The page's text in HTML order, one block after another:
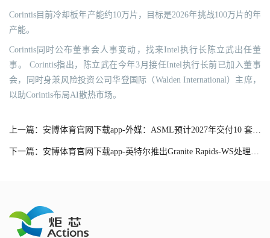
Corintis目前冷却板年产能约10万片，目标是2026年挑战100万片的年
产能。
Corintis同时公布董事会人事变动，找来Intel执行长陈立武出任董
事。 Corintis指出，陈立武在今年3月接任Intel执行长前已加入董事
会，同时身兼风险投资公司华登国际（Walden International）主席，
以助Corintis布局AI散热市场。
上一篇：安博体育官网下载app-外媒：ASML预计2027年交付10 套High-NA EUV 和56 套EUV
下一篇：安博体育官网下载app-英特尔推出Granite Rapids-WS处理器，挑战AMD Threadripper